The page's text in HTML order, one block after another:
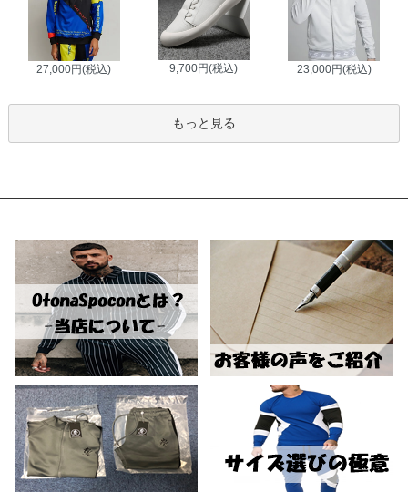
27,000円(税込) 9,700円(税込) 23,000円(税込)
もっと見る